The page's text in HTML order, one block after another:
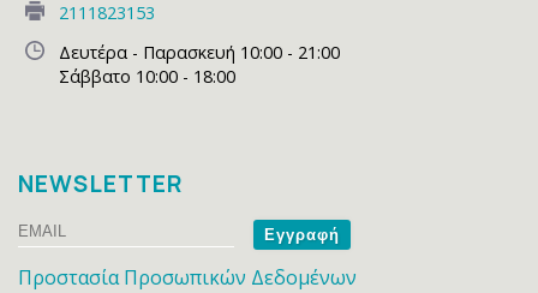
2111823153
Δευτέρα - Παρασκευή 10:00 - 21:00
Σάββατο 10:00 - 18:00
NEWSLETTER
Email
Name
Προστασία Προσωπικών Δεδομένων